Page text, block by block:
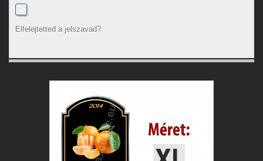
Elfelejtetted a jelszavad?